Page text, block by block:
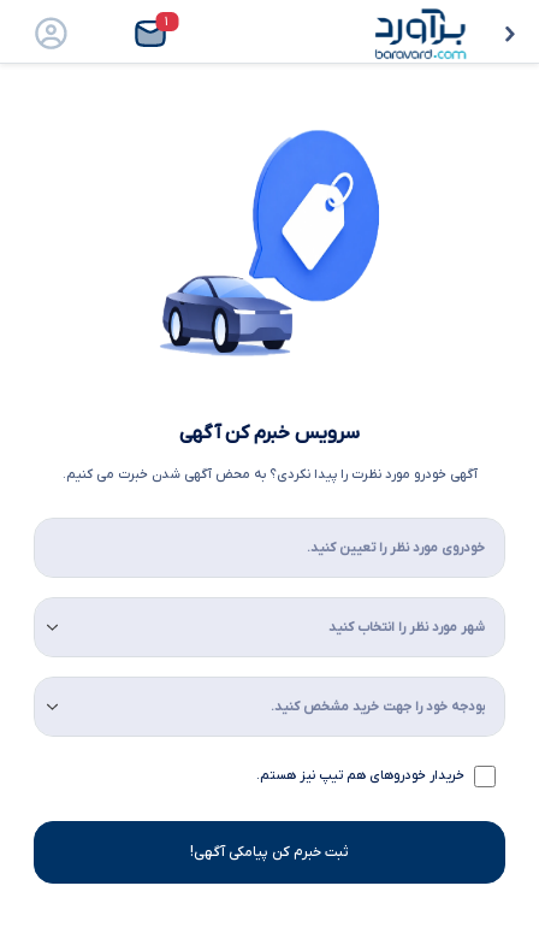
سرویس خبرم کن آگهی
آگهی خودرو مورد نظرت را پیدا نکردی؟ به محض آگهی شدن خبرت می کنیم.
خریدار خودروهای هم تیپ نیز هستم.
ثبت خبرم کن پیامکی آگهی!